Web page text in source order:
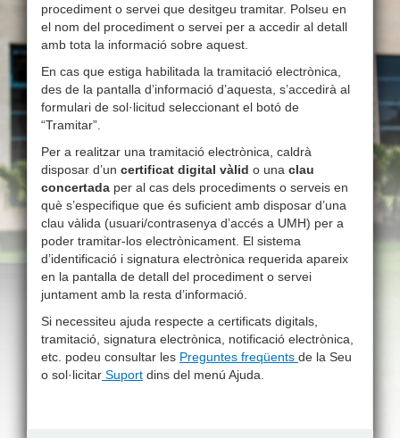
procediment o servei que desitgeu tramitar. Polseu en
el nom del procediment o servei per a accedir al detall
amb tota la informació sobre aquest.
En cas que estiga habilitada la tramitació electrònica,
des de la pantalla d’informació d’aquesta, s’accedirà al
formulari de sol·licitud seleccionant el botó de
“Tramitar”.
Per a realitzar una tramitació electrònica, caldrà
disposar d’un certificat digital vàlid o una clau
concertada per al cas dels procediments o serveis en
què s’especifique que és suficient amb disposar d’una
clau vàlida (usuari/contrasenya d’accés a UMH) per a
poder tramitar-los electrònicament. El sistema
d’identificació i signatura electrònica requerida apareix
en la pantalla de detall del procediment o servei
juntament amb la resta d’informació.
Si necessiteu ajuda respecte a certificats digitals,
tramitació, signatura electrònica, notificació electrònica,
etc. podeu consultar les Preguntes freqüents de la Seu
o sol·licitar Suport dins del menú Ajuda.